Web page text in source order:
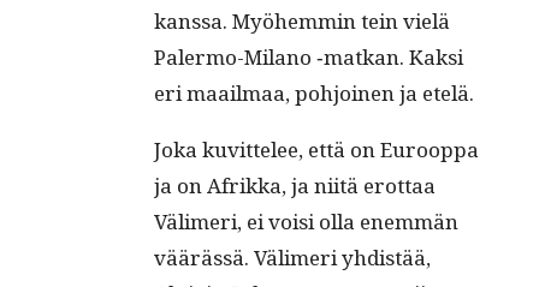
kanssa. Myöhem­min tein vielä
Paler­mo-Milano ‑matkan. Kak­si
eri maail­maa, pohjoinen ja etelä.
Joka kuvit­telee, että on Euroop­pa
ja on Afrik­ka, ja niitä erot­taa
Välimeri, ei voisi olla enem­män
väärässä. Välimeri yhdis­tää,